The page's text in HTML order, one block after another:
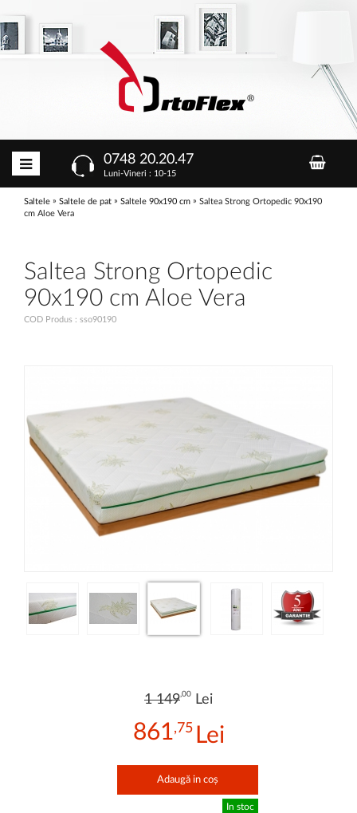
0748 20.20.47
Luni-Vineri : 10-15
Saltele » Saltele de pat » Saltele 90x190 cm » Saltea Strong Ortopedic 90x190
cm Aloe Vera
Saltea Strong Ortopedic
90x190 cm Aloe Vera
COD Produs : sso90190
1 149,00 Lei
861,75
Adaugă in coș
In stoc